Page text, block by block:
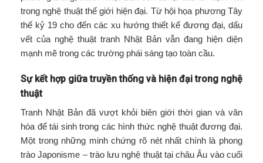
trong nghệ thuật thế giới hiện đại. Từ hội họa phương Tây
thế kỷ 19 cho đến các xu hướng thiết kế đương đại, dấu
vết của nghệ thuật tranh Nhật Bản vẫn đang hiện diện
mạnh mẽ trong các trường phái sáng tạo toàn cầu.
Sự kết hợp giữa truyền thống và hiện đại trong nghệ
thuật
Tranh Nhật Bản đã vượt khỏi biên giới thời gian và văn
hóa để tái sinh trong các hình thức nghệ thuật đương đại.
Một trong những minh chứng rõ nét nhất chính là phong
trào Japonisme – trào lưu nghệ thuật tại châu Âu vào cuối